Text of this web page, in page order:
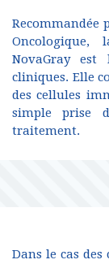
Recommandée
Oncologique,
NovaGray
cliniques. Elle
des cellules
simple prise
traitement.
Dans le cas